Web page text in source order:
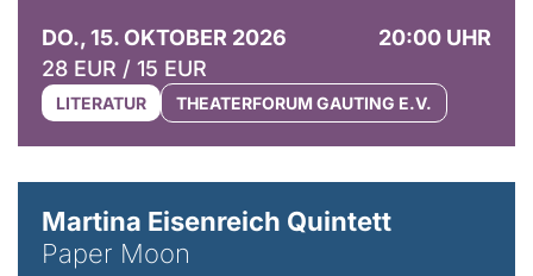
DO., 15. OKTOBER 2026
20:00 UHR
28 EUR / 15 EUR
LITERATUR THEATERFORUM GAUTING E.V.
Martina Eisenreich Quintett
Paper Moon